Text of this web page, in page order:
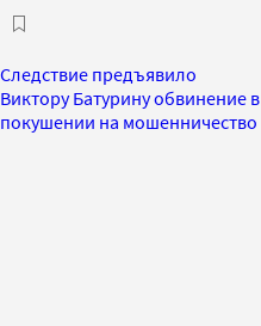
Следствие предъявило
Виктору Батурину обвинение в
покушении на мошенничество